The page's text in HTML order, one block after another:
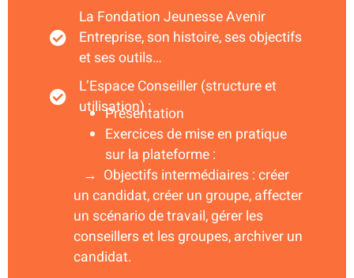
La Fondation Jeunesse Avenir
Entreprise, son histoire, ses objectifs
et ses outils…
L’Espace Conseiller (structure et
utilisation) :
Présentation
Exercices de mise en pratique
sur la plateforme :
→ Objectifs intermédiaires : créer
un candidat, créer un groupe, affecter
un scénario de travail, gérer les
conseillers et les groupes, archiver un
candidat.